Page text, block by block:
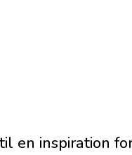
en inspiration